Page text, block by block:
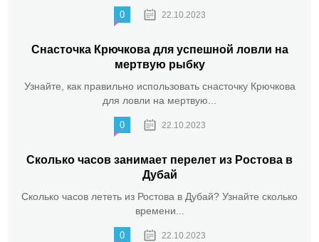
0 22.10.2023
Снасточка Крючкова для успешной ловли на
мертвую рыбку
Узнайте, как правильно использовать снасточку Крючкова
для ловли на мертвую...
0 22.10.2023
Сколько часов занимает перелет из Ростова в
Дубай
Сколько часов лететь из Ростова в Дубай? Узнайте сколько
времени...
0 22.10.2023